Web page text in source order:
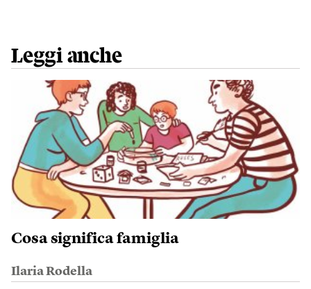
Leggi anche
Cosa significa famiglia
Ilaria Rodella